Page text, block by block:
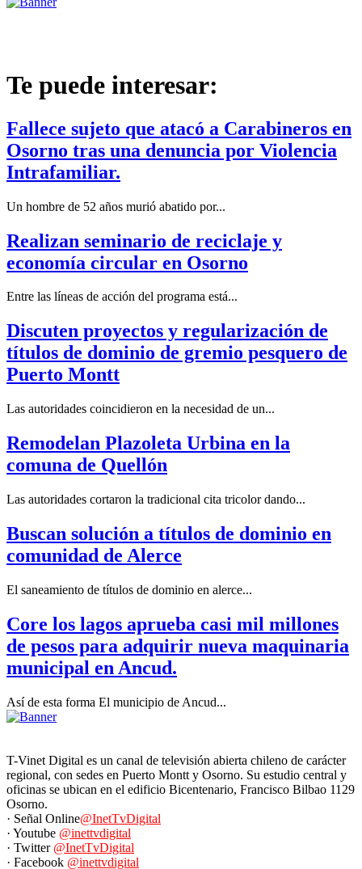
Te puede interesar:
Fallece sujeto que atacó a Carabineros en
Osorno tras una denuncia por Violencia
Intrafamiliar.
Un hombre de 52 años murió abatido por...
Realizan seminario de reciclaje y
economía circular en Osorno
Entre las líneas de acción del programa está...
Discuten proyectos y regularización de
títulos de dominio de gremio pesquero de
Puerto Montt
Las autoridades coincidieron en la necesidad de un...
Remodelan Plazoleta Urbina en la
comuna de Quellón
Las autoridades cortaron la tradicional cita tricolor dando...
Buscan solución a títulos de dominio en
comunidad de Alerce
El saneamiento de títulos de dominio en alerce...
Core los lagos aprueba casi mil millones
de pesos para adquirir nueva maquinaria
municipal en Ancud.
Así de esta forma El municipio de Ancud...
T-Vinet Digital es un canal de televisión abierta chileno de carácter
regional, con sedes en Puerto Montt y Osorno. Su estudio central y
oficinas se ubican en el edificio Bicentenario, Francisco Bilbao 1129
Osorno.
· Señal Online@InetTvDigital
· Youtube @inettvdigital
· Twitter @InetTvDigital
· Facebook @inettvdigital